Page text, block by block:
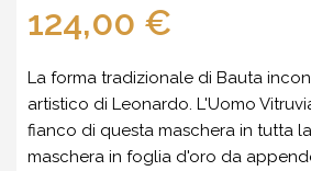
124,00 €
La forma tradizionale di Bauta
artistico di Leonardo. L'Uomo
fianco di questa maschera in tutta
maschera in foglia d'oro da